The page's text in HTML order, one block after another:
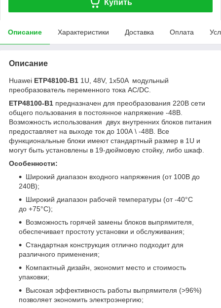
Купить
Описание Характеристики Доставка Оплата
Описание
Huawei ETP48100-B1 1U, 48V, 1x50A модульный
преобразователь переменного тока AC/DC.
ETP48100-B1 предназначен для преобразования 220В сети
общего пользования в постоянное напряжение -48В.
Возможность использования двух внутренних блоков питания
предоставляет на выходе ток до 100А \ -48В. Все
функциональные блоки имеют стандартный размер в 1U и
могут быть установлены в 19-дюймовую стойку, либо шкаф.
Особенности:
Широкий диапазон входного напряжения (от 100В до
240В);
Широкий диапазон рабочей температуры (от -40°С
до +75°С);
Возможность горячей замены блоков выпрямителя,
обеспечивает простоту установки и обслуживания;
Стандартная конструкция отлично подходит для
различного применения;
Компактный дизайн, экономит место и стоимость
упаковки;
Высокая эффективность работы выпрямителя (>96%)
позволяет экономить электроэнергию;